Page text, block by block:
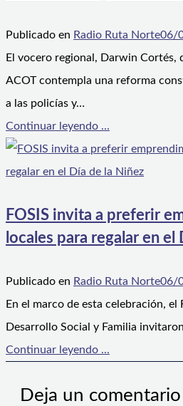
Publicado en Radio Ruta Norte06/
El vocero regional, Darwin Cortés,
ACOT contempla una reforma
a las policías y…
Continuar leyendo ...
FOSIS invita a preferir
locales para regalar en el
Publicado en Radio Ruta Norte06/
En el marco de esta celebración, el
Desarrollo Social y Familia
Continuar leyendo ...
Deja un comentario